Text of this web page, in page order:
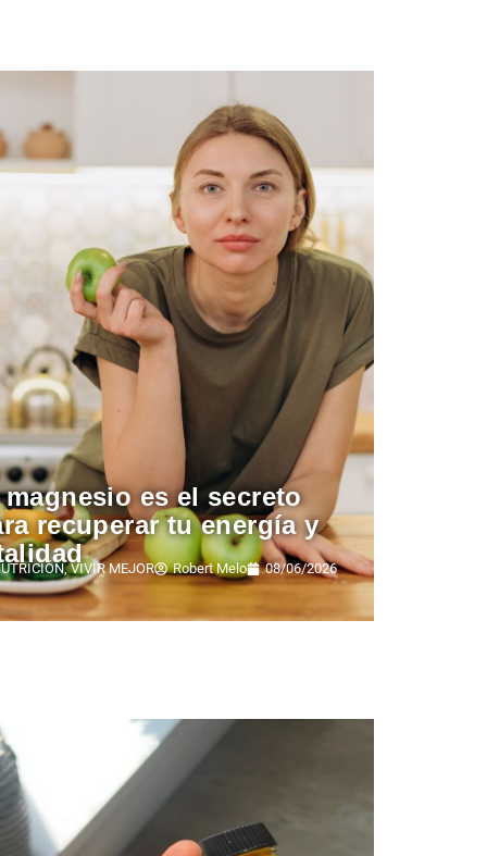
magnesio es el secreto
recuperar tu energía y
,VIVIR MEJOR Robert Melo 08/06/2026